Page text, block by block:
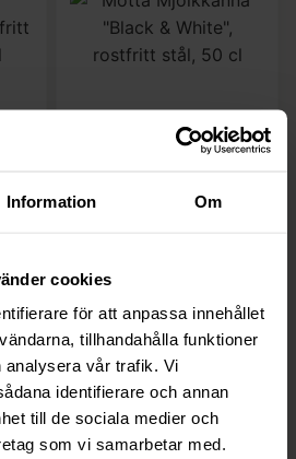
Information Om
cookies
för att anpassa innehållet
tillhandahålla funktioner
vår trafik. Vi
identifierare och annan
till de sociala medier och
som vi samarbetar med.
Lägg till i favoriter
Motta Mjölkkanna
(Exkl. moms)
KÖP